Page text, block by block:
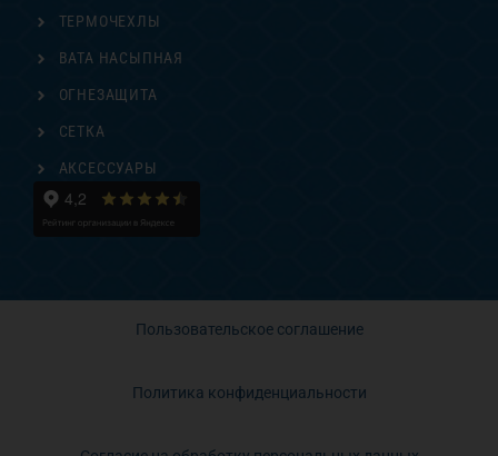
ТЕРМОЧЕХЛЫ
ВАТА НАСЫПНАЯ
ОГНЕЗАЩИТА
СЕТКА
АКСЕССУАРЫ
Пользовательское соглашение
Политика конфиденциальности